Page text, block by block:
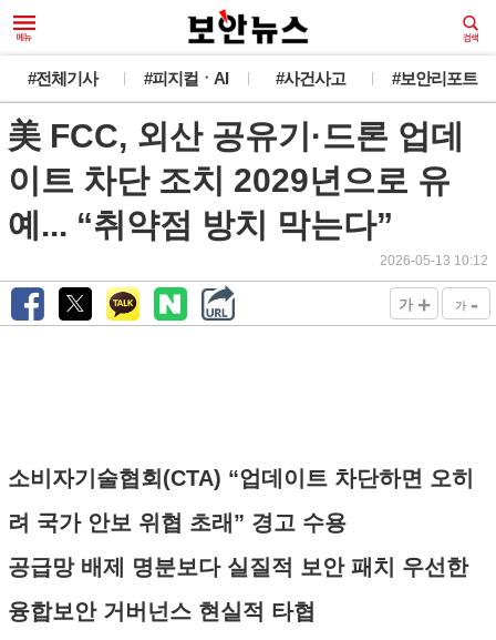
#전체기사 #피지컬ㆍAI #사건사고 #보안리포트
美 FCC, 외산 공유기·드론 업데
이트 차단 조치 2029년으로 유
예... “취약점 방치 막는다”
2026-05-13 10:12
가 + 가 -
소비자기술협회(CTA) “업데이트 차단하면 오히
려 국가 안보 위협 초래” 경고 수용
공급망 배제 명분보다 실질적 보안 패치 우선한
융합보안 거버넌스 현실적 타협